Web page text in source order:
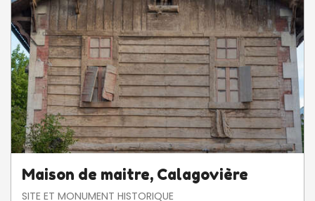
Maison de maitre, Calagovière
SITE ET MONUMENT HISTORIQUE